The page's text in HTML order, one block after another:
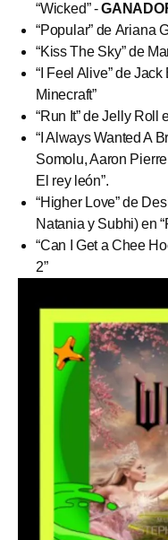
“Wicked” -
“Popular” de Ariana
“Kiss The Sky” de
“I Feel Alive” de
Minecraft”
“Run It” de Jelly Roll
“I Always Wanted A
Somolu, Aaron
El rey león”.
“Higher Love” de
Natania y Subhi) en
“Can I Get a Chee
2”